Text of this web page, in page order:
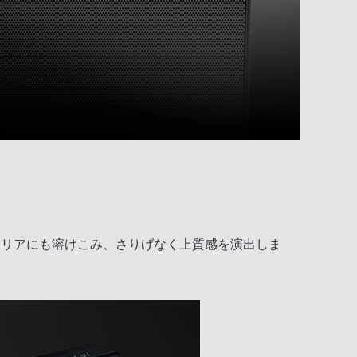
アにも溶けこみ、さりげなく上質感を演出しま